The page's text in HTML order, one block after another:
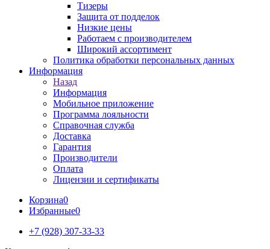
Тизеры
Защита от подделок
Низкие цены
Работаем с производителем
Широкий ассортимент
Политика обработки персональных данных
Информация
Назад
Информация
Мобильное приложение
Программа лояльности
Справочная служба
Доставка
Гарантия
Производители
Оплата
Лицензии и сертификаты
Корзина0
Избранные0
+7 (928) 307-33-33